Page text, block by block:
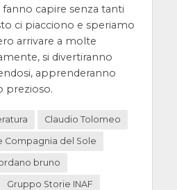
capire senza tanti
ci piacciono e speriamo
arrivare a molte
si divertiranno
apprenderanno
prezioso.
Claudio Tolomeo
Compagnia del Sole
bruno
Gruppo Storie INAF